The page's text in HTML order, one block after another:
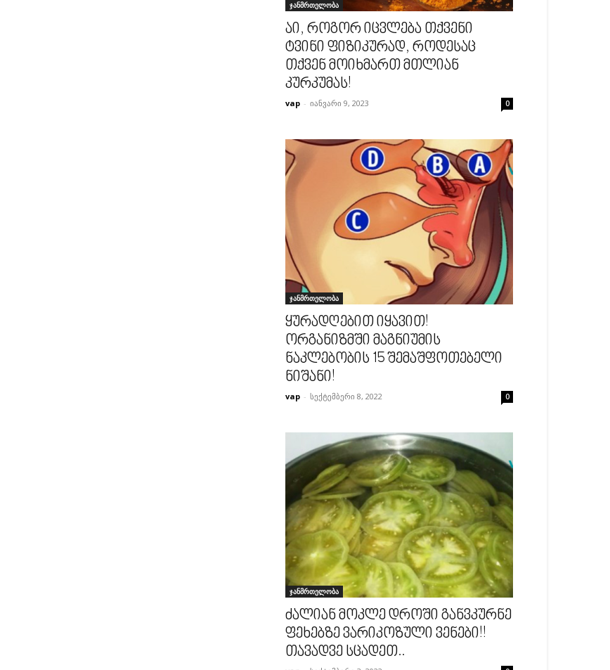
ჯანმრთელობა
აი, როგორ იცვლება თქვენი
ტვინი ფიზიკურად, როდესაც
თქვენ მოიხმართ მთლიან
კურკუმას!
vap - იანვარი 9, 2023 0
ჯანმრთელობა
ყურადღებით იყავით!
ორგანიზმში მაგნიუმის
ნაკლებობის 15 შემაშფოთებელი
ნიშანი!
vap - სექტემბერი 8, 2022 0
ჯანმრთელობა
ძალიან მოკლე დროში განვკურნე
ფეხებზე ვარიკოზული ვენები!!
თავადვე სცადეთ..